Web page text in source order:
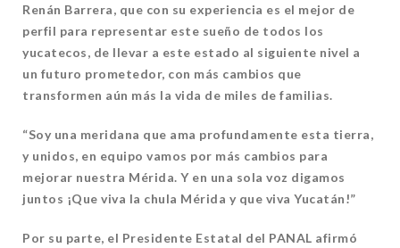
Renán Barrera, que con su experiencia es el mejor de
perfil para representar este sueño de todos los
yucatecos, de llevar a este estado al siguiente nivel a
un futuro prometedor, con más cambios que
transformen aún más la vida de miles de familias.
“Soy una meridana que ama profundamente esta tierra,
y unidos, en equipo vamos por más cambios para
mejorar nuestra Mérida. Y en una sola voz digamos
juntos ¡Que viva la chula Mérida y que viva Yucatán!”
Por su parte, el Presidente Estatal del PANAL afirmó